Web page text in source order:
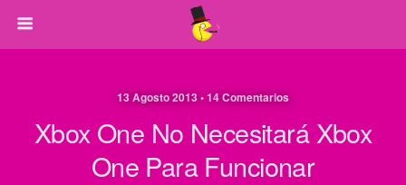
13 Agosto 2013 • 14 Comentarios
Xbox One No Necesitará Xbox
One Para Funcionar